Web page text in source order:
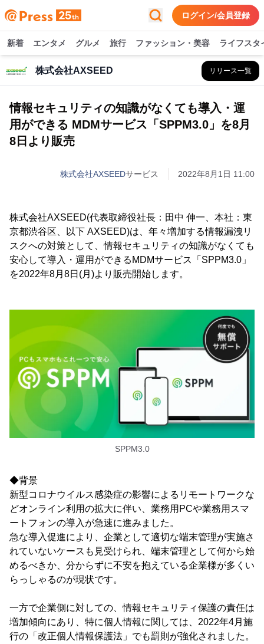
ログイン/会員登録
新着 エンタメ グルメ 旅行 ファッション・美容 ライフスタ
株式会社AXSEED リリース一覧
情報セキュリティの知識がなくても導入・運
用ができる MDMサービス「SPPM3.0」を8月
8日より販売
株式会社AXSEEDサービス 2022年8月1日 11:00
株式会社AXSEED(代表取締役社長：田中 伸一、本社：東
京都渋谷区、以下 AXSEED)は、年々増加する情報漏洩リ
スクへの対策として、情報セキュリティの知識がなくても
安心して導入・運用ができるMDMサービス「SPPM3.0」
を2022年8月8日(月)より販売開始します。
SPPM3.0
◆背景
新型コロナウイルス感染症の影響によるリモートワークな
どオンライン利用の拡大に伴い、業務用PCや業務用スマ
ートフォンの導入が急速に進みました。
急な導入促進により、企業として適切な端末管理が実施さ
れていないケースも見受けられ、端末管理として何から始
めるべきか、分からずに不安を抱えている企業様が多くい
らっしゃるのが現状です。
一方で企業側に対しての、情報セキュリティ保護の責任は
増加傾向にあり、特に個人情報に関しては、2022年4月施
行の「改正個人情報保護法」でも罰則が強化されました。